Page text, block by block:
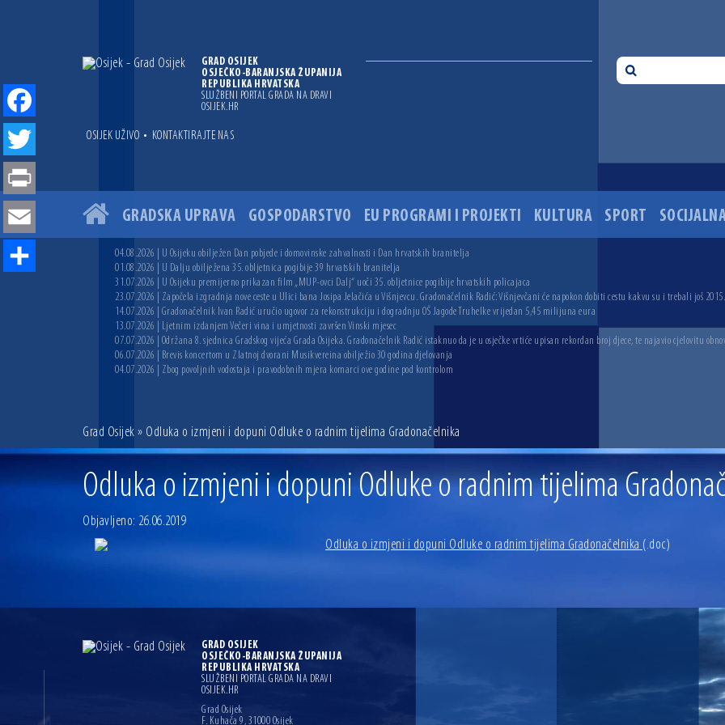
GRAD OSIJEK
OSJEČKO-BARANJSKA ŽUPANIJA
REPUBLIKA HRVATSKA
SLUŽBENI PORTAL GRADA NA DRAVI
OSIJEK.HR
OSIJEK UŽIVO • KONTAKTIRAJTE NAS
GRADSKA UPRAVA GOSPODARSTVO EU PROGRAMI I PROJEKTI KULTURA SPORT
04.08.2026 | U Osijeku obilježen Dan pobjede i domovinske zahvalnosti i Dan hrvatskih branitelja
01.08.2026 | U Dalju obilježena 35. obljetnica pogibije 39 hrvatskih branitelja
31.07.2026 | U Osijeku premijerno prikazan film „MUP-ovci Dalj“ uoči 35. obljetnice pogibije hrvatskih policajaca
23.07.2026 | Započela izgradnja nove ceste u Ulici bana Josipa Jelačića u Višnjevcu. Gradonačelnik Radić: Višnjevčani će napokon dobiti cestu kakvu su i trebali još
14.07.2026 | Gradonačelnik Ivan Radić uručio ugovor za rekonstrukciju i dogradnju OŠ Jagode Truhelke vrijedan 5,45 milijuna eura
13.07.2026 | Ljetnim izdanjem Večeri vina i umjetnosti završen Vinski mjesec
07.07.2026 | Održana 8. sjednica Gradskog vijeća Grada Osijeka. Gradonačelnik Radić istaknuo da je u osječke vrtiće upisan rekordan broj djece, te najavio cjelovitu
06.07.2026 | Brevis koncertom u Zlatnoj dvorani Musikvereina obilježio 30 godina djelovanja
04.07.2026 | Zbog povoljnih vodostaja i pravodobnih mjera komarci ove godine pod kontrolom
Grad Osijek » Odluka o izmjeni i dopuni Odluke o radnim tijelima Gradonačelnika
Odluka o izmjeni i dopuni Odluke o radnim tijelima
Objavljeno: 26.06.2019
Odluka o izmjeni i dopuni Odluke o radnim tijelima Gradonačelnika (.doc)
GRAD OSIJEK
OSJEČKO-BARANJSKA ŽUPANIJA
REPUBLIKA HRVATSKA
SLUŽBENI PORTAL GRADA NA DRAVI
OSIJEK.HR
Grad Osijek
F. Kuhača 9, 31000 Osijek
Facebook
Twitter
Print
Email